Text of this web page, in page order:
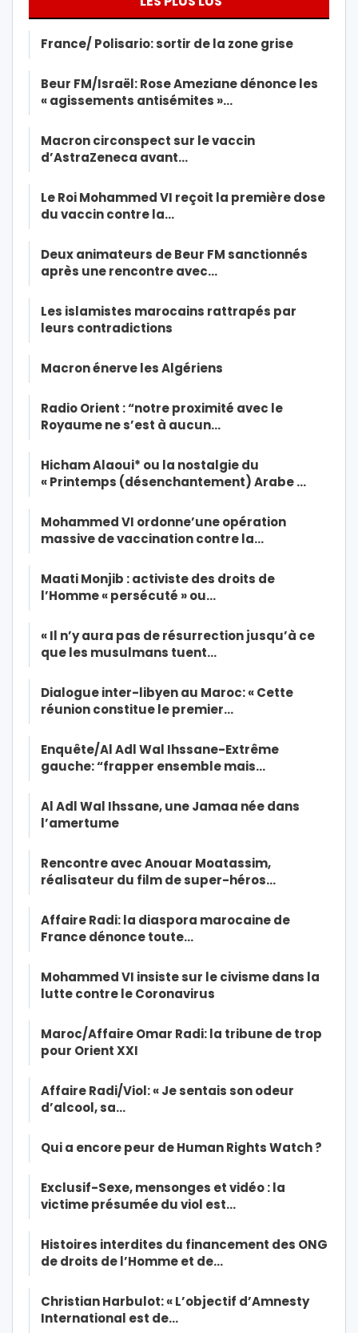
France/ Polisario: sortir de la zone grise
Beur FM/Israël: Rose Ameziane dénonce les
« agissements antisémites »…
Macron circonspect sur le vaccin
d’AstraZeneca avant…
Le Roi Mohammed VI reçoit la première dose
du vaccin contre la…
Deux animateurs de Beur FM sanctionnés
après une rencontre avec…
Les islamistes marocains rattrapés par
leurs contradictions
Macron énerve les Algériens
Radio Orient : “notre proximité avec le
Royaume ne s’est à aucun…
Hicham Alaoui* ou la nostalgie du
« Printemps (désenchantement) Arabe …
Mohammed VI ordonne’une opération
massive de vaccination contre la…
Maati Monjib : activiste des droits de
l’Homme « persécuté » ou…
« Il n’y aura pas de résurrection jusqu’à ce
que les musulmans tuent…
Dialogue inter-libyen au Maroc: « Cette
réunion constitue le premier…
Enquête/Al Adl Wal Ihssane-Extrême
gauche: “frapper ensemble mais…
Al Adl Wal Ihssane, une Jamaa née dans
l’amertume
Rencontre avec Anouar Moatassim,
réalisateur du film de super-héros…
Affaire Radi: la diaspora marocaine de
France dénonce toute…
Mohammed VI insiste sur le civisme dans la
lutte contre le Coronavirus
Maroc/Affaire Omar Radi: la tribune de trop
pour Orient XXI
Affaire Radi/Viol: « Je sentais son odeur
d’alcool, sa…
Qui a encore peur de Human Rights Watch ?
Exclusif-Sexe, mensonges et vidéo : la
victime présumée du viol est…
Histoires interdites du financement des ONG
de droits de l’Homme et de…
Christian Harbulot: « L’objectif d’Amnesty
International est de…